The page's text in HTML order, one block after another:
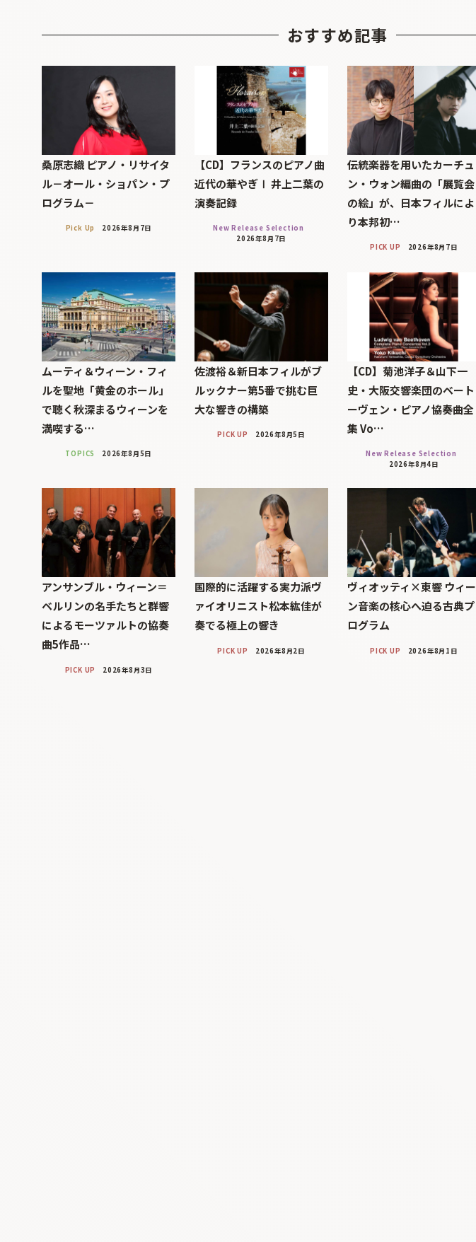
おすすめ記事
桑原志織 ピアノ・リサイタ
ル－オール・ショパン・プ
ログラム－
Pick Up 2026年8月7日
【CD】フランスのピアノ曲
近代の華やぎⅠ 井上二葉の
演奏記録
New Release Selection
2026年8月7日
伝統楽器を用いたカーチュ
ン・ウォン編曲の「展覧会
の絵」が、日本フィルによ
り本邦初…
PICK UP 2026年8月7日
ムーティ＆ウィーン・フィ
ルを聖地「黄金のホール」
で聴く秋深まるウィーンを
満喫する…
TOPICS 2026年8月5日
佐渡裕＆新日本フィルがブ
ルックナー第5番で挑む巨
大な響きの構築
PICK UP 2026年8月5日
【CD】菊池洋子＆山下一
史・大阪交響楽団のベート
ーヴェン・ピアノ協奏曲全
集 Vo…
New Release Selection
2026年8月4日
アンサンブル・ウィーン＝
ベルリンの名手たちと群響
によるモーツァルトの協奏
曲5作品…
PICK UP 2026年8月3日
国際的に活躍する実力派ヴ
ァイオリニスト松本紘佳が
奏でる極上の響き
PICK UP 2026年8月2日
ヴィオッティ×東響 ウィー
ン音楽の核心へ迫る古典プ
ログラム
PICK UP 2026年8月1日